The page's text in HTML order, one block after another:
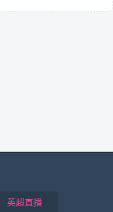
英超直播